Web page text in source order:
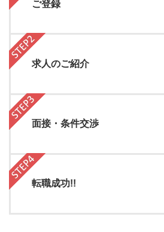
ご登録
求人のご紹介
面接・条件交渉
転職成功!!